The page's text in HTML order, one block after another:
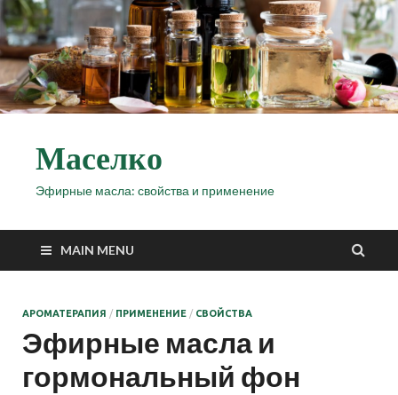
Маселко
Эфирные масла: свойства и применение
MAIN MENU
АРОМАТЕРАПИЯ / ПРИМЕНЕНИЕ / СВОЙСТВА
Эфирные масла и
гормональный фон